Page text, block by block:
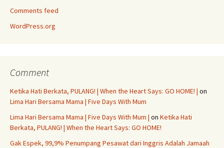
Comments feed
WordPress.org
Comment
Ketika Hati Berkata, PULANG! | When the Heart Says: GO HOME! | on
Lima Hari Bersama Mama | Five Days With Mum
Lima Hari Bersama Mama | Five Days With Mum | on Ketika Hati
Berkata, PULANG! | When the Heart Says: GO HOME!
Gak Espek, 99,9% Penumpang Pesawat dari Inggris Adalah Jamaah